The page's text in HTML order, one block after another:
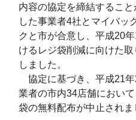
内容の協定を締結するこ
した事業者4社とマイバッ
クと市が合意し、平成20
けるレジ袋削減に向けた
しました。
協定に基づき、平成21
業者の市内34店舗におい
袋の無料配布が中止されま